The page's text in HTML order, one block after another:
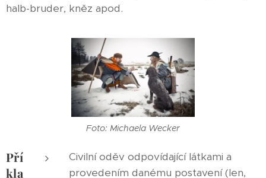
halb-bruder, kněz apod.
Foto: Michaela Wecker
Pří
kla
Civilní oděv odpovídající látkami a
provedením danému postavení (len,